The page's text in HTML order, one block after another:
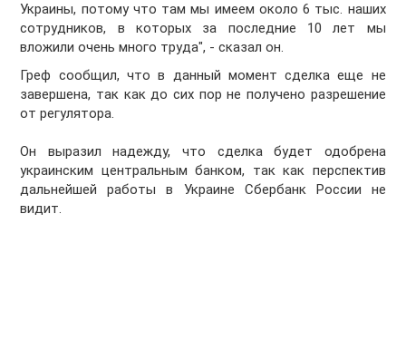
Украины, потому что там мы имеем около 6 тыс. наших
сотрудников, в которых за последние 10 лет мы
вложили очень много труда", - сказал он.
Греф сообщил, что в данный момент сделка еще не
завершена, так как до сих пор не получено разрешение
от регулятора.
Он выразил надежду, что сделка будет одобрена
украинским центральным банком, так как перспектив
дальнейшей работы в Украине Сбербанк России не
видит.